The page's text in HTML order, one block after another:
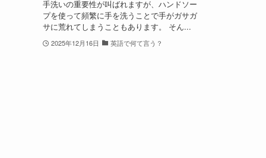
手洗いの重要性が叫ばれますが、ハンドソー
プを使って頻繁に手を洗うことで手がガサガ
サに荒れてしまうこともあります。 そん...
2025年12月16日 英語で何て言う？